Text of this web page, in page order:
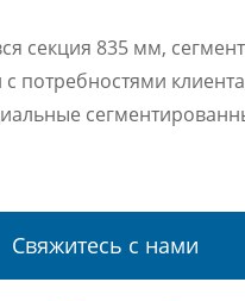
секция 835 мм,
с потребностями
Свяжитесь с нами